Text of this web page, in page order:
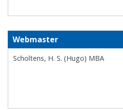
Webmaster
Scholtens, H. S. (Hugo) MBA